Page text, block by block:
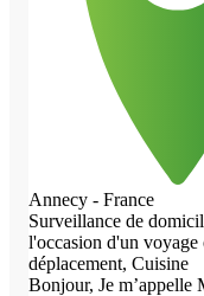
Annecy - France
Surveillance de
l'occasion d'un voyage
déplacement, Cuisine
Bonjour, Je m’appelle